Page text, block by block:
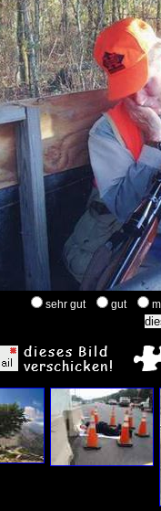
sehr gut gut